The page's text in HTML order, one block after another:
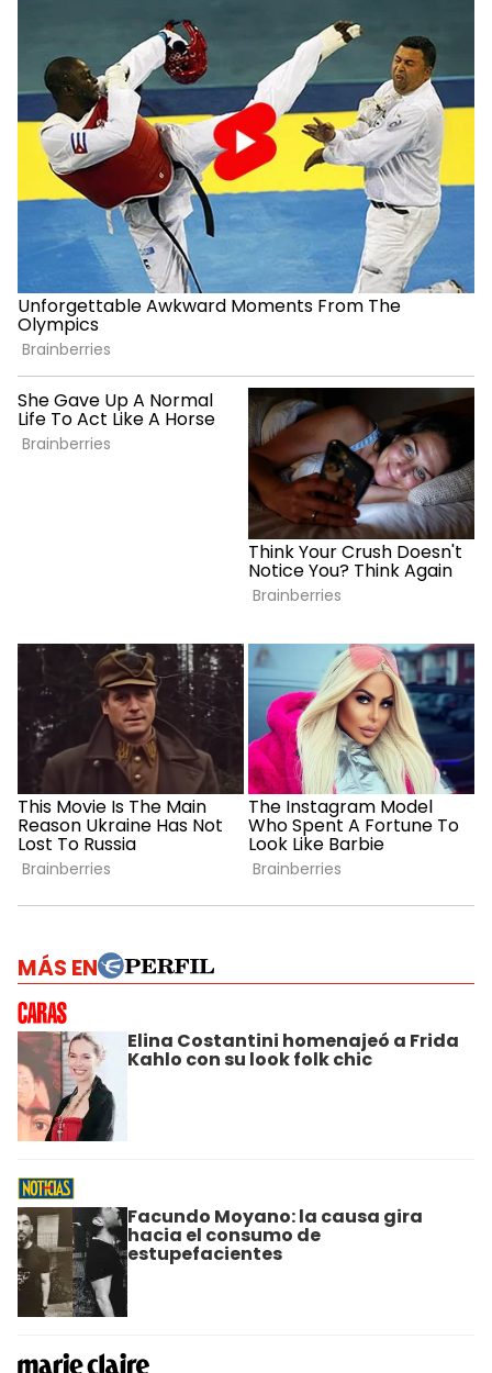
MÁS EN
Elina Costantini homenajeó a Frida
Kahlo con su look folk chic
Facundo Moyano: la causa gira
hacia el consumo de
estupefacientes